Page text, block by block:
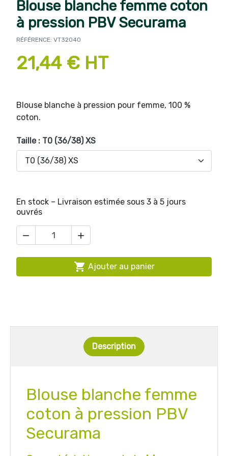
Blouse blanche femme coton
à pression PBV Securama
RÉFÉRENCE: VT32040
21,44 € HT
Blouse blanche à pression pour femme, 100 %
coton.
Taille : T0 (36/38) XS
En stock – Livraison estimée sous 3 à 5 jours
ouvrés
 
 Ajouter au panier
Description
Blouse blanche femme
coton à pression PBV
Securama